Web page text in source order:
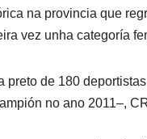
na provincia que
vez unha categoría
preto de 180
no ano 2011–,